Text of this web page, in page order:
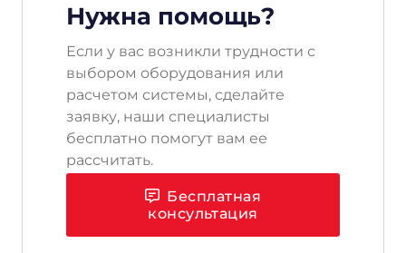
Нужна помощь?
Если у вас возникли трудности с
выбором оборудования или
расчетом системы, сделайте
заявку, наши специалисты
бесплатно помогут вам ее
рассчитать.
Бесплатная
консультация